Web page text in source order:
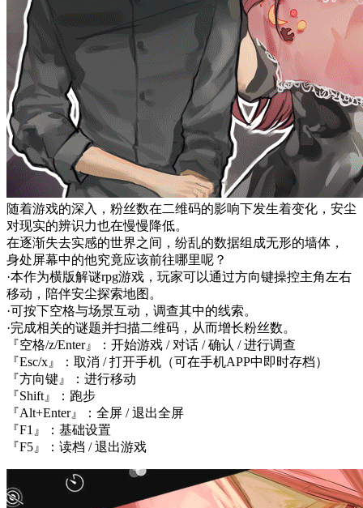
随着游戏的深入，粉丝数在二维码的影响下发生着变化，安尘
对现实的辨识力也在慢慢降低。
在逐渐失去实感的世界之间，纷乱的数据组成无形的墙体，
身处屏幕中的他究竟应该前往哪里呢？
·本作为横版解谜rpg游戏，玩家可以通过方向键操控主角左右
移动，陪伴安尘探索地图。
·可按下空格与场景互动，调查其中的线索。
·完成相关的谜题并扫描二维码，从而增长粉丝数。
『空格/z/Enter』：开始游戏 / 对话 / 确认 / 进行调查
『Esc/x』：取消 / 打开手机（可在手机APP中即时存档）
『方向键』：进行移动
『Shift』：跑步
『Alt+Enter』：全屏 / 退出全屏
『F1』：基础设置
『F5』：读档 / 退出游戏